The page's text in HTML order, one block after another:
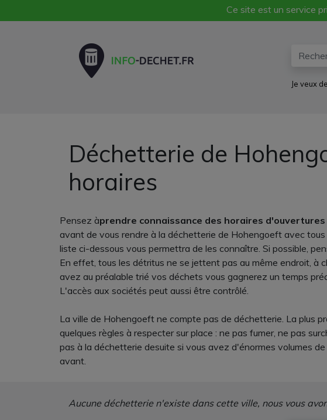
Ce site est un service
Je veux
Déchetterie de
horaires
Pensez àprendre connaissance des horaires
avant de vous rendre à la déchetterie de Hohengoeft avec
liste ci-dessous vous permettra de les connaître. Si possible,
En effet, tous les détritus ne se jettent pas au même endroit, à
avez au préalable trié vos déchets vous gagnerez un temps
L'accès aux sociétés peut aussi être contrôlé.
La ville de Hohengoeft ne compte pas de déchetterie. La plus
quelques règles à respecter sur place : ne pas fumer, ne pas
pas à la déchetterie desuite si vous avez d'énormes volumes
avant.
Aucune déchetterie n'existe dans cette ville, nous vous